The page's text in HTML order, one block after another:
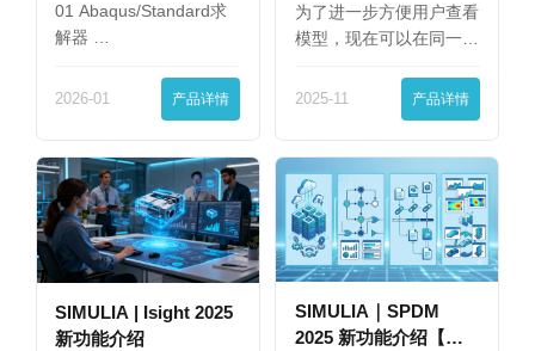
01 Abaqus/Standard求
解器 …
2026-01 产品详情
为了进一步方便用户查看
模型，现在可以在同一
2025-11 产品详情
SIMULIA | Isight 2025
新功能介绍
SIMULIA｜SPDM
2025 新功能介绍【下